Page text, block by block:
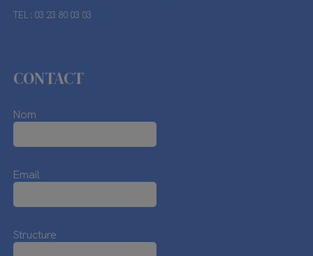
TEL : 03 23 80 03 03
CONTACT
Nom
Email
Structure